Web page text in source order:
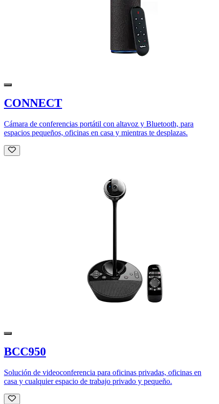
CONNECT
Cámara de conferencias portátil con altavoz y Bluetooth, para
espacios pequeños, oficinas en casa y mientras te desplazas.
BCC950
Solución de videoconferencia para oficinas privadas, oficinas en
casa y cualquier espacio de trabajo privado y pequeño.